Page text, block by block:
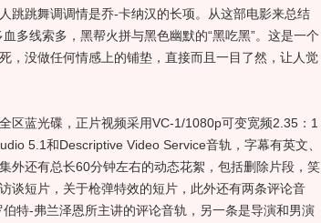
跳跳舞调调情是乔-卡纳汉的长项。从这部电影来总结
多线索多，黑帮火拼与黑色幽默的“黑吃黑”。这是一个
，没做任何情感上的铺垫，直接而且一目了然，让人觉
蓝光碟，正片视频采用VC-1/1080p可变宽频2.35：1
5.1和Descriptive Video Service音轨，字幕有英文、
外还有总长60分钟左右的动态花絮，包括删除片段，笑
谈短片，关于枪弹特效的短片，此外还有两条评论音
特-弗兰泽恩所主讲的评论音轨，另一条是导演和男演